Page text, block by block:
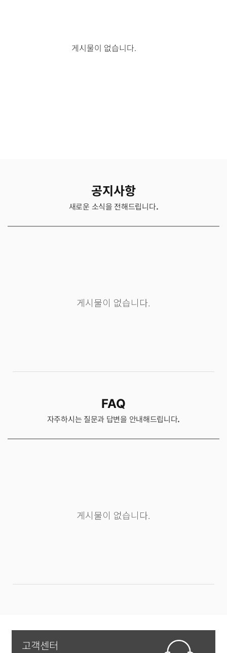
게시물이 없습니다.
공지사항
새로운 소식을 전해드립니다.
게시물이 없습니다.
FAQ
자주하시는 질문과 답변을 안내해드립니다.
게시물이 없습니다.
고객센터